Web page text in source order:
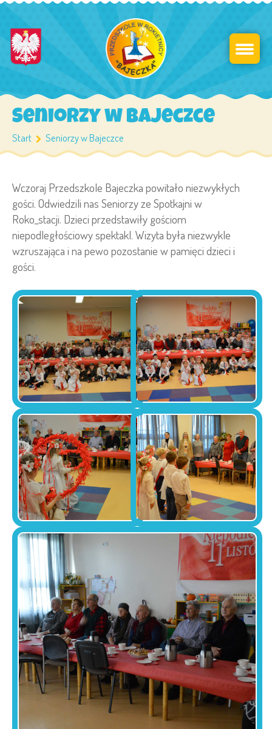
Seniorzy w Bajeczce
Start Seniorzy w Bajeczce
Wczoraj Przedszkole Bajeczka powitało niezwykłych
gości. Odwiedzili nas Seniorzy ze Spotkajni w
Roko_stacji. Dzieci przedstawiły gościom
niepodległościowy spektakl. Wizyta była niezwykle
wzruszająca i na pewo pozostanie w pamięci dzieci i
gości.